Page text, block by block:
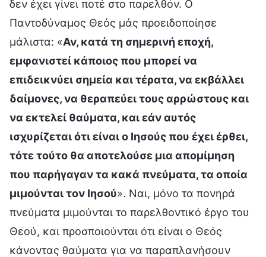
δεν έχει γίνει ποτέ στο παρελθόν. Ο
Παντοδύναμος Θεός μάς προειδοποίησε
μάλιστα: «Αν, κατά τη σημερινή εποχή,
εμφανιστεί κάποιος που μπορεί να
επιδεικνύει σημεία και τέρατα, να εκβάλλει
δαίμονες, να θεραπεύει τους αρρώστους και
να εκτελεί θαύματα, και εάν αυτός
ισχυρίζεται ότι είναι ο Ιησούς που έχει έρθει,
τότε τούτο θα αποτελούσε μια απομίμηση
που παρήγαγαν τα κακά πνεύματα, τα οποία
μιμούνται τον Ιησού». Ναι, μόνο τα πονηρά
πνεύματα μιμούνται το παρελθοντικό έργο του
Θεού, και προσποιούνται ότι είναι ο Θεός
κάνοντας θαύματα για να παραπλανήσουν